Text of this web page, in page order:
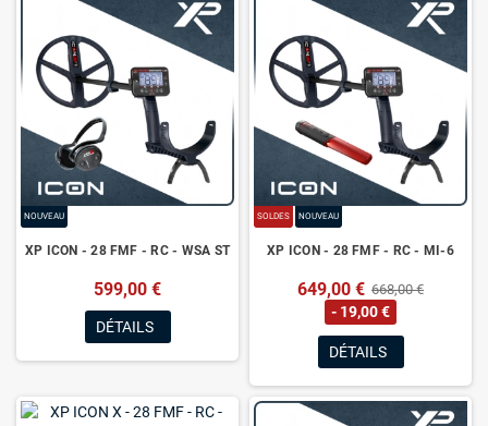
NOUVEAU
XP ICON - 28 FMF - RC - WSA ST
599,00 €
DÉTAILS
SOLDES NOUVEAU
XP ICON - 28 FMF - RC - MI-6
649,00 € 668,00 €
- 19,00 €
DÉTAILS